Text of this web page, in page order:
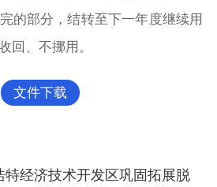
的部分，结转至下一年度继续用
回、不挪用。
文件下载
特经济技术开发区巩固拓展脱